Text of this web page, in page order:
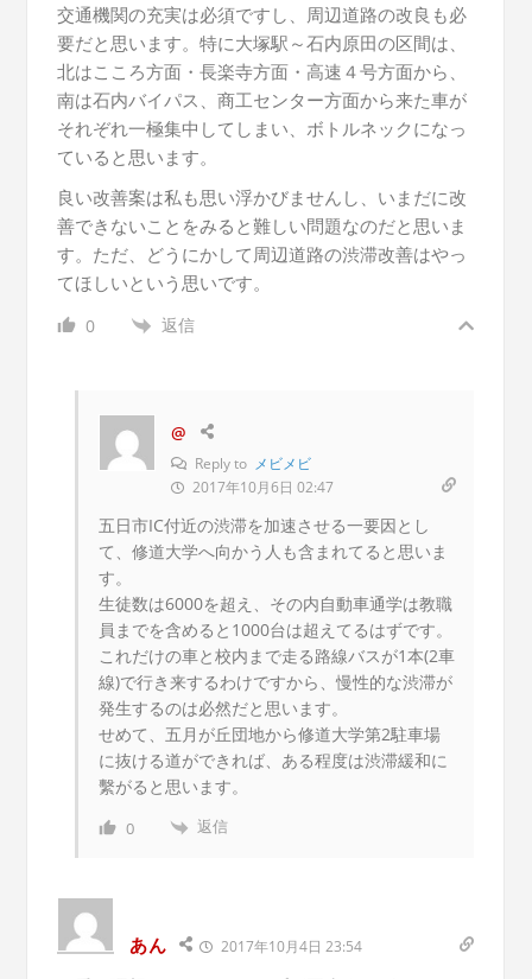
交通機関の充実は必須ですし、周辺道路の改良も必
要だと思います。特に大塚駅～石内原田の区間は、
北はこころ方面・長楽寺方面・高速４号方面から、
南は石内バイパス、商工センター方面から来た車が
それぞれ一極集中してしまい、ボトルネックになっ
ていると思います。
良い改善案は私も思い浮かびませんし、いまだに改
善できないことをみると難しい問題なのだと思いま
す。ただ、どうにかして周辺道路の渋滞改善はやっ
てほしいという思いです。
0 返信
@
Reply to メビメビ
2017年10月6日 02:47
五日市IC付近の渋滞を加速させる一要因とし
て、修道大学へ向かう人も含まれてると思いま
す。
生徒数は6000を超え、その内自動車通学は教職
員までを含めると1000台は超えてるはずです。
これだけの車と校内まで走る路線バスが1本(2車
線)で行き来するわけですから、慢性的な渋滞が
発生するのは必然だと思います。
せめて、五月が丘団地から修道大学第2駐車場
に抜ける道ができれば、ある程度は渋滞緩和に
繫がると思います。
0 返信
あん 2017年10月4日 23:54